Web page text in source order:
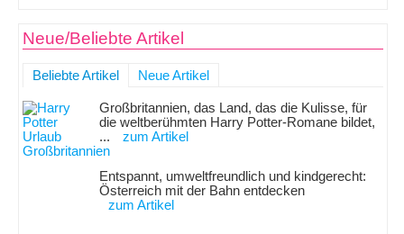
Neue/Beliebte Artikel
Beliebte Artikel Neue Artikel
Großbritannien, das Land, das die Kulisse, für
die weltberühmten Harry Potter-Romane bildet,
...
zum Artikel
Entspannt, umweltfreundlich und kindgerecht:
Österreich mit der Bahn entdecken
zum Artikel